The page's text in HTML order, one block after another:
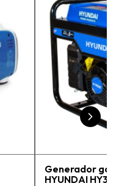
Generador
HYUNDAI